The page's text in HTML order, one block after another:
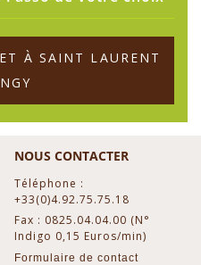
À SAINT LAURENT
NOUS CONTACTER
Téléphone :
+33(0)4.92.75.75.18
Fax : 0825.04.04.00 (N°
Indigo 0,15 Euros/min)
Formulaire de contact